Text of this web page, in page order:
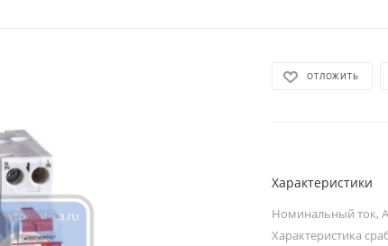
ОТЛОЖИТЬ
Характеристики
Номинальный ток, А
Характеристика